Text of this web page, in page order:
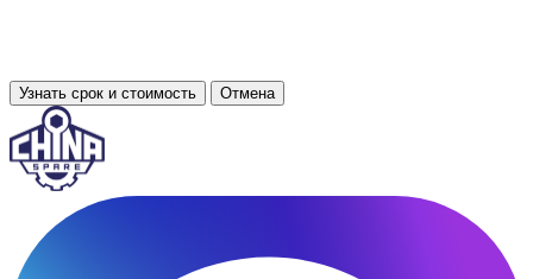
Узнать срок и стоимость Отмена